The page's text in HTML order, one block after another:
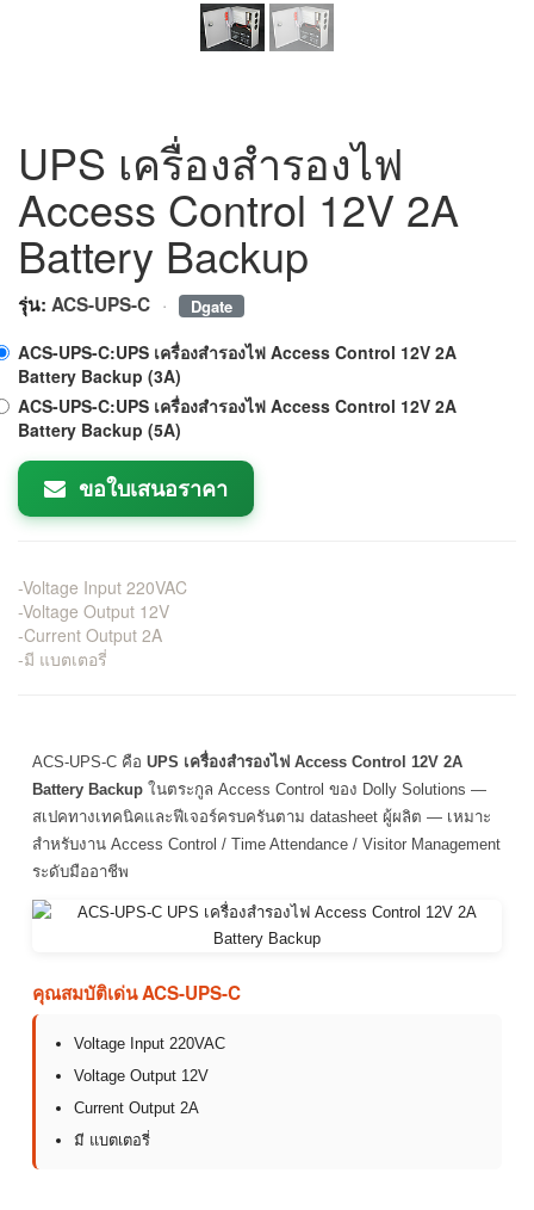
UPS เครื่องสำรองไฟ
Access Control 12V 2A
Battery Backup
รุ่น: ACS-UPS-C · Dgate
ACS-UPS-C:UPS เครื่องสำรองไฟ Access Control 12V 2A
Battery Backup (3A)
ACS-UPS-C:UPS เครื่องสำรองไฟ Access Control 12V 2A
Battery Backup (5A)
ขอใบเสนอราคา
-Voltage Input 220VAC
-Voltage Output 12V
-Current Output 2A
-มี แบตเตอรี่
ACS-UPS-C คือ UPS เครื่องสำรองไฟ Access Control 12V 2A
Battery Backup ในตระกูล Access Control ของ Dolly Solutions —
สเปคทางเทคนิคและฟีเจอร์ครบครันตาม datasheet ผู้ผลิต — เหมาะ
สำหรับงาน Access Control / Time Attendance / Visitor Management
ระดับมืออาชีพ
คุณสมบัติเด่น ACS-UPS-C
Voltage Input 220VAC
Voltage Output 12V
Current Output 2A
มี แบตเตอรี่